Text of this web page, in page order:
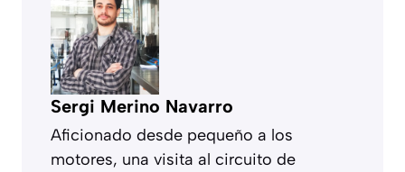
Sergi Merino Navarro
Aficionado desde pequeño a los
motores, una visita al circuito de